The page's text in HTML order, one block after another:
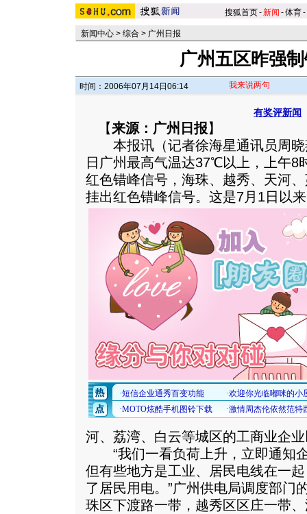
搜狐首页-新闻 -体育-
新闻中心 > 综合 > 广州日报
广州五区昨强
时间：2006年07月14日06:14 我来说两句
有奖评新闻
【来源：广州日报】
本报讯（记者徐海星通讯员周晓
日广州最高气温达37℃以上，上午8
红色错峰信号，海珠、越秀、天河
挂出红色错峰信号。这是7月1日以
河、荔湾、白云等城区的工商业企
“我们一看负荷上升，立即通知
但有些地方是工业、居民电线在一
了居民用电。”广州供电局调度部门
珠区下渡路一带，越秀区区庄一带